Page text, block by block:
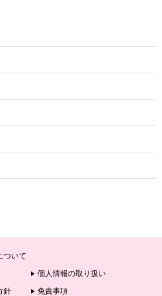
ついて
個人情報の取り扱い
針
免責事項